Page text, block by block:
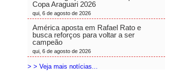
Copa Araguari 2026
qui, 6 de agosto de 2026
América aposta em Rafael Rato e
busca reforços para voltar a ser
campeão
qui, 6 de agosto de 2026
> > Veja mais notícias...